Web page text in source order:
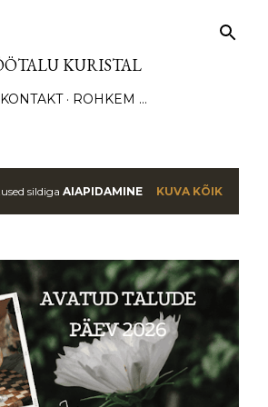
KURISTAL
ROHKEM …
sildiga AIAPIDAMINE KUVA KÕIK